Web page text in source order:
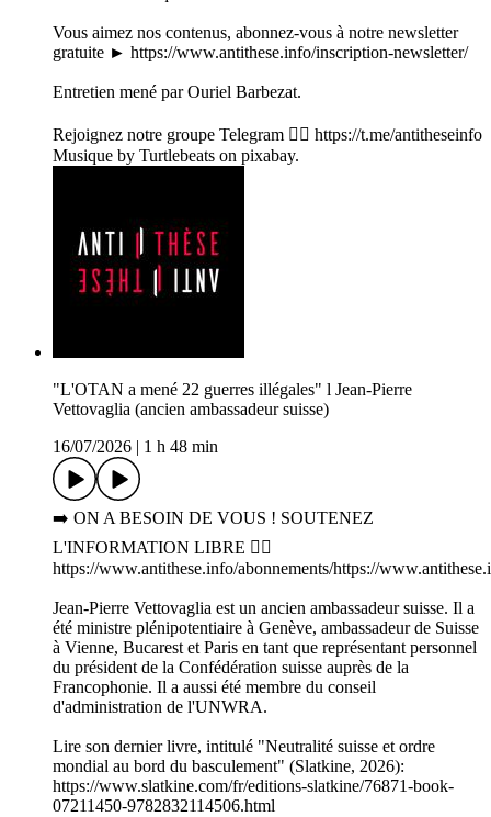
Vous aimez nos contenus, abonnez-vous à notre newsletter
gratuite ► https://www.antithese.info/inscription-newsletter/
Entretien mené par Ouriel Barbezat.
Rejoignez notre groupe Telegram 👉🏻 https://t.me/antitheseinfo
Musique by Turtlebeats on pixabay.
"L'OTAN a mené 22 guerres illégales" l Jean-Pierre
Vettovaglia (ancien ambassadeur suisse)
16/07/2026
1 h 48 min
➡️ ON A BESOIN DE VOUS ! SOUTENEZ
L'INFORMATION LIBRE 👉🏻
https://www.antithese.info/abonnements/https://
Jean-Pierre Vettovaglia est un ancien ambassadeur suisse. Il a
été ministre plénipotentiaire à Genève, ambassadeur de Suisse
à Vienne, Bucarest et Paris en tant que représentant personnel
du président de la Confédération suisse auprès de la
Francophonie. Il a aussi été membre du conseil
d'administration de l'UNWRA.
Lire son dernier livre, intitulé "Neutralité suisse et ordre
mondial au bord du basculement" (Slatkine, 2026):
https://www.slatkine.com/fr/editions-slatkine/76871-book-
07211450-9782832114506.html